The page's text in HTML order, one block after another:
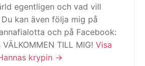
egentligen och vad vill
kan även följa mig på
och på Facebook:
TILL MIG! Visa
krypin